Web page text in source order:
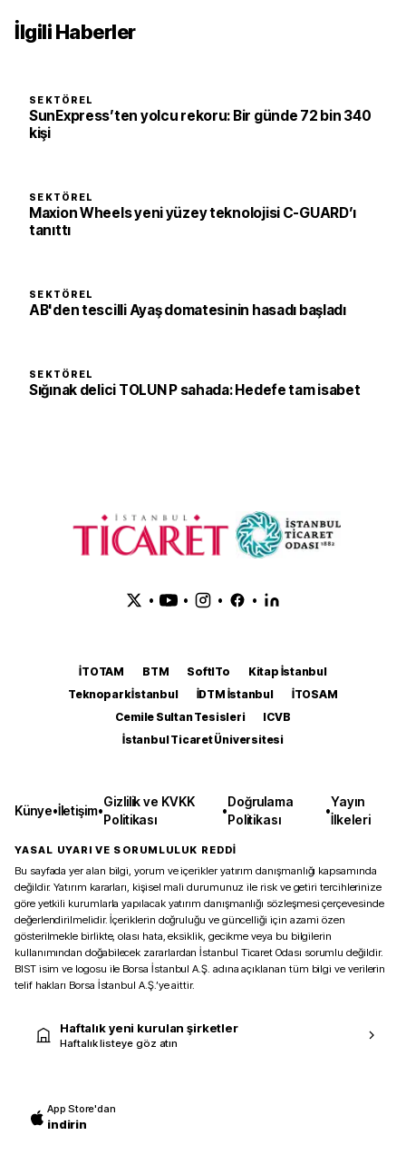
İlgili Haberler
SEKTÖREL
SunExpress’ten yolcu rekoru: Bir günde 72 bin 340
kişi
SEKTÖREL
Maxion Wheels yeni yüzey teknolojisi C-GUARD’ı
tanıttı
SEKTÖREL
AB'den tescilli Ayaş domatesinin hasadı başladı
SEKTÖREL
Sığınak delici TOLUN P sahada: Hedefe tam isabet
• • • •
İTOTAM BTM SoftITo
Kitap İstanbul
Teknopark İstanbul
İDTM İstanbul
İTOSAM
Cemile Sultan Tesisleri
ICVB
İstanbul Ticaret Üniversitesi
Künye•İletişim•
Gizlilik ve KVKK
Politikası
•
Doğrulama
Politikası
•
Yayın
İlkeleri
YASAL UYARI VE SORUMLULUK REDDİ
Bu sayfada yer alan bilgi, yorum ve içerikler yatırım danışmanlığı kapsamında
değildir. Yatırım kararları, kişisel mali durumunuz ile risk ve getiri tercihlerinize
göre yetkili kurumlarla yapılacak yatırım danışmanlığı sözleşmesi çerçevesinde
değerlendirilmelidir. İçeriklerin doğruluğu ve güncelliği için azami özen
gösterilmekle birlikte, olası hata, eksiklik, gecikme veya bu bilgilerin
kullanımından doğabilecek zararlardan İstanbul Ticaret Odası sorumlu değildir.
BIST isim ve logosu ile Borsa İstanbul A.Ş. adına açıklanan tüm bilgi ve verilerin
telif hakları Borsa İstanbul A.Ş.’ye aittir.
Haftalık yeni kurulan şirketler
Haftalık listeye göz atın
App Store'dan
indirin